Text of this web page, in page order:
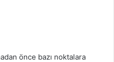
önce bazı noktalara